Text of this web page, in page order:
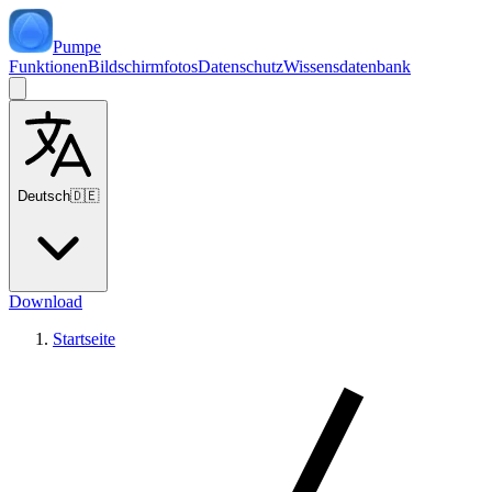
Pumpe
FunktionenBildschirmfotosDatenschutzWissensdatenbank
Deutsch🇩🇪
Download
Startseite